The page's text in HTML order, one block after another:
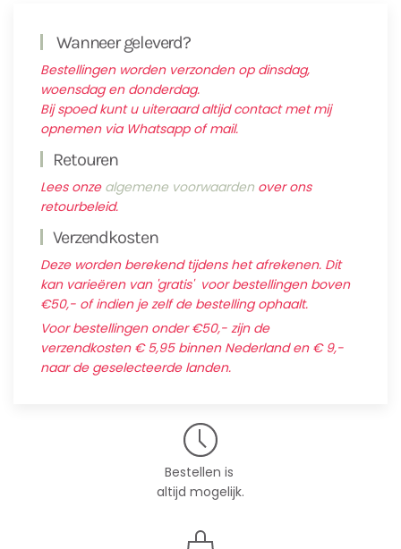
Wanneer geleverd?
Bestellingen worden verzonden op dinsdag,
woensdag en donderdag.
Bij spoed kunt u uiteraard altijd contact met mij
opnemen via Whatsapp of mail.
Retouren
Lees onze algemene voorwaarden over ons
retourbeleid.
Verzendkosten
Deze worden berekend tijdens het afrekenen. Dit
kan varieëren van 'gratis' voor bestellingen boven
€50,- of indien je zelf de bestelling ophaalt.
Voor bestellingen onder €50,- zijn de
verzendkosten € 5,95 binnen Nederland en € 9,-
naar de geselecteerde landen.
Bestellen is
altijd mogelijk.